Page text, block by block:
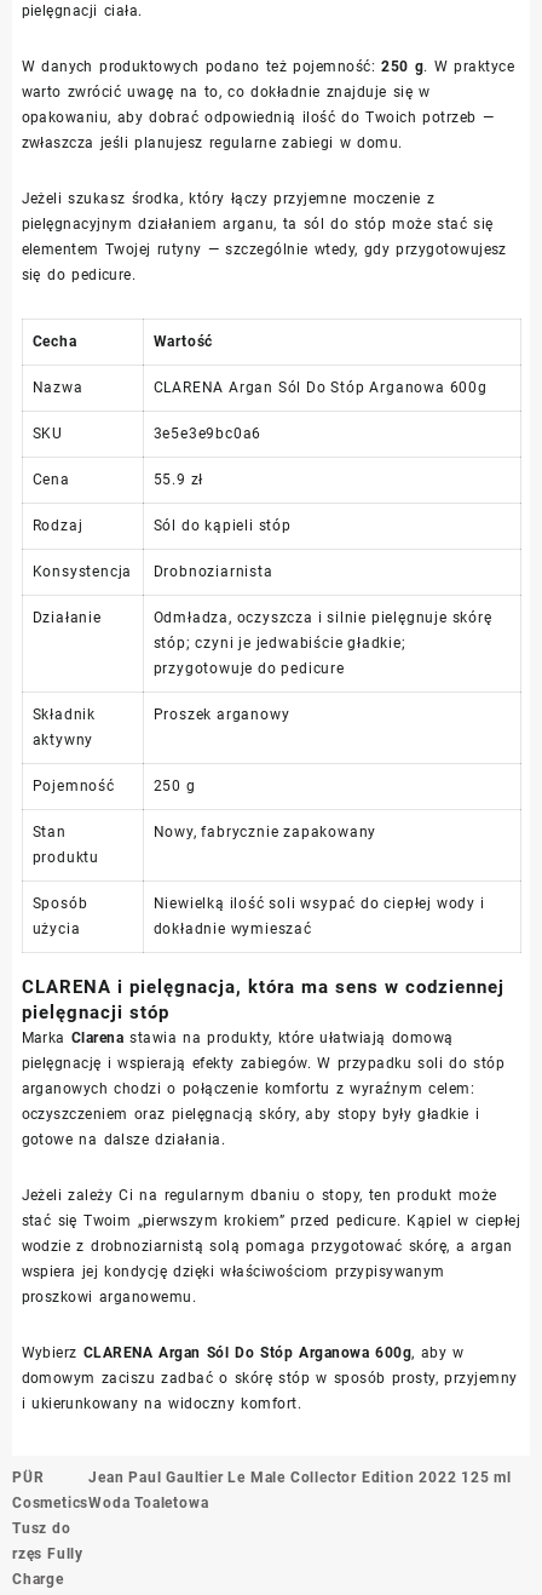
pielęgnacji ciała.
W danych produktowych podano też pojemność:250 g. W praktyce
warto zwrócić uwagę na to, co dokładnie znajduje się w
opakowaniu, aby dobrać odpowiednią ilość do Twoich potrzeb —
zwłaszcza jeśli planujesz regularne zabiegi w domu.
Jeżeli szukasz środka, który łączy przyjemne moczenie z
pielęgnacyjnym działaniem arganu, ta sól do stóp może stać się
elementem Twojej rutyny — szczególnie wtedy, gdy przygotowujesz
się do pedicure.
Cecha Wartość
Nazwa CLARENA Argan Sól Do Stóp Arganowa 600g
SKU 3e5e3e9bc0a6
Cena 55.9 zł
Rodzaj Sól do kąpieli stóp
Konsystencja Drobnoziarnista
Działanie
Odmładza, oczyszcza i silnie pielęgnuje skórę
stóp; czyni je jedwabiście gładkie;
przygotowuje do pedicure
Składnik
aktywny
Proszek arganowy
Pojemność 250 g
Stan
produktu
Nowy, fabrycznie zapakowany
Sposób
użycia
Niewielką ilość soli wsypać do ciepłej wody i
dokładnie wymieszać
CLARENA i pielęgnacja, która ma sens w codziennej
pielęgnacji stóp
Marka Clarena stawia na produkty, które ułatwiają domową
pielęgnację i wspierają efekty zabiegów. W przypadku soli do stóp
arganowych chodzi o połączenie komfortu z wyraźnym celem:
oczyszczeniem oraz pielęgnacją skóry, aby stopy były gładkie i
gotowe na dalsze działania.
Jeżeli zależy Ci na regularnym dbaniu o stopy, ten produkt może
stać się Twoim „pierwszym krokiem” przed pedicure. Kąpiel w ciepłej
wodzie z drobnoziarnistą solą pomaga przygotować skórę, a argan
wspiera jej kondycję dzięki właściwościom przypisywanym
proszkowi arganowemu.
Wybierz CLARENA Argan Sól Do Stóp Arganowa 600g, aby w
domowym zaciszu zadbać o skórę stóp w sposób prosty, przyjemny
i ukierunkowany na widoczny komfort.
Nawigacja
wpisu
PÜR
Cosmetics
Tusz do
rzęs Fully
Charge
Jean Paul Gaultier Le Male Collector Edition 2022 125 ml
Woda Toaletowa